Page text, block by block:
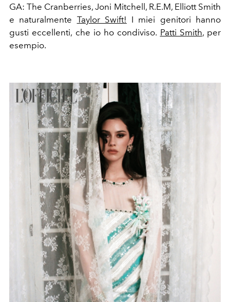
GA: The Cranberries, Joni Mitchell, R.E.M, Elliott Smith
e naturalmente Taylor Swift! I miei genitori hanno
gusti eccellenti, che io ho condiviso. Patti Smith, per
esempio.